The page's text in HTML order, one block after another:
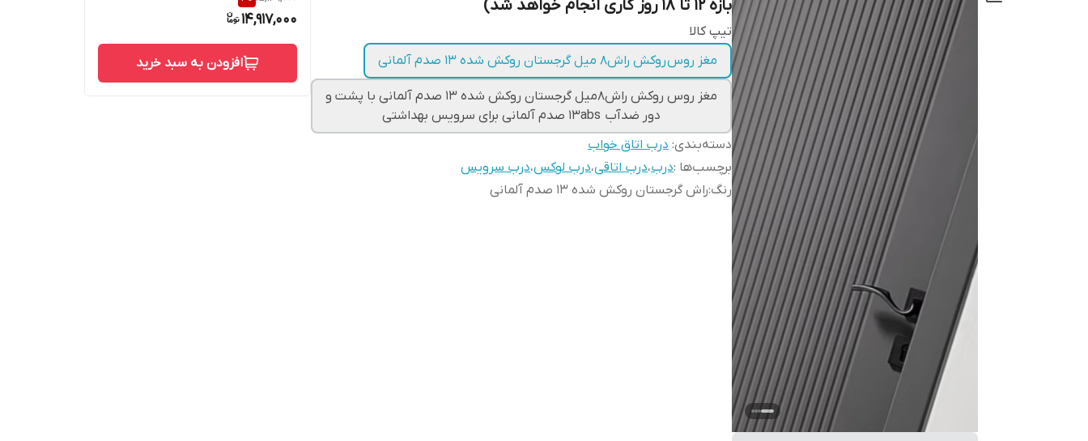
بازه ۱۲ تا ۱۸ روز کاری انجام خواهد شد)
تیپ کالا
مغز روس روکش راش۸ میل گرجستان روکش شده ۱۳ صدم آلمانی
مغز روس روکش راش۸میل گرجستان روکش شده ۱۳ صدم آلمانی با پشت و
دور ضدآب ۱۳abs صدم آلمانی برای سرویس بهداشتی
دسته‌بندی: درب اتاق خواب
برچسب‌ها :درب،درب اتاقی،درب لوکس،درب سرویس
رنگ:راش گرجستان روکش شده ۱۳ صدم آلمانی
14,917,000
افزودن به سبد خرید